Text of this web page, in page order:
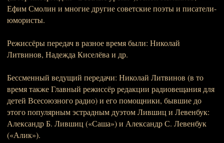
Ефим Смолин и многие другие советские поэты и писатели-
юмористы.
Режиссёры передач в разное время были: Николай
Литвинов, Надежда Киселёва и др.
Бессменный ведущий передачи: Николай Литвинов (в то
время также Главный режиссёр редакции радиовещания для
детей Всесоюзного радио) и его помощники, бывшие до
этого популярным эстрадным дуэтом Лившиц и Левенбук:
Александр Б. Лившиц («Саша») и Александр С. Левенбук
(«Алик»).